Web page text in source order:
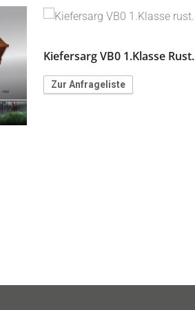
Kiefersarg VB0 1.Klasse Rust.
Zur Anfrageliste